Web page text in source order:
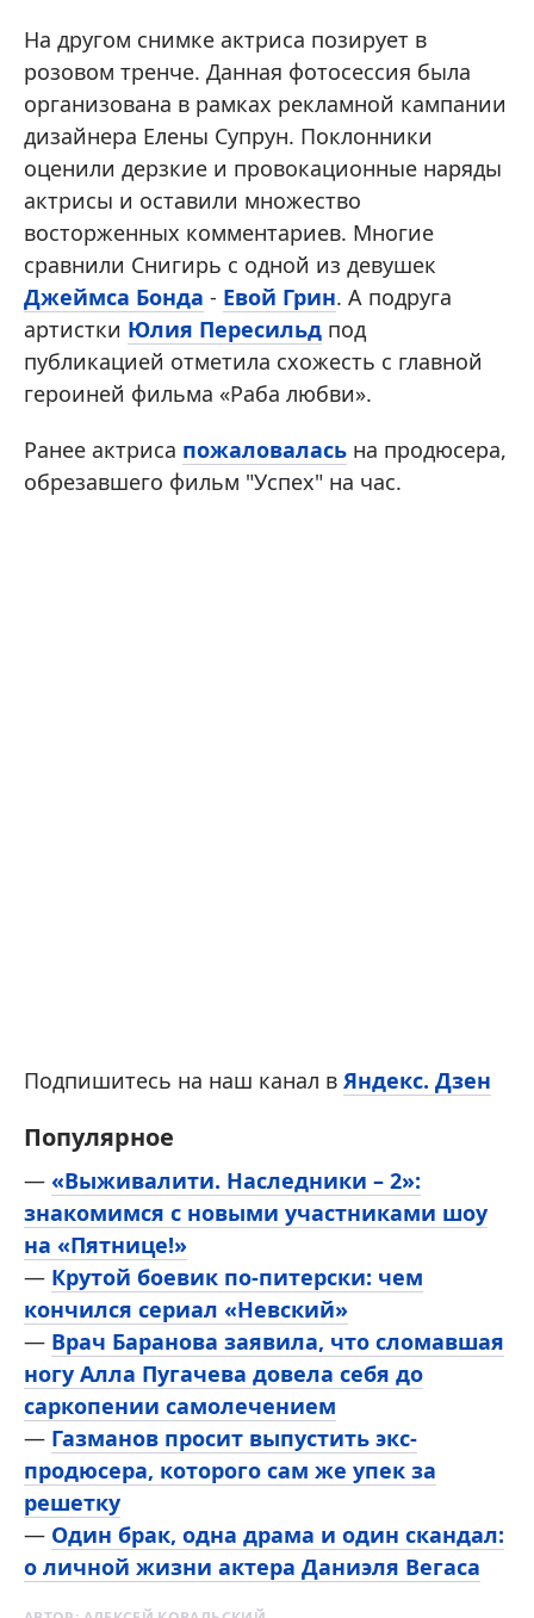
На другом снимке актриса позирует в
розовом тренче. Данная фотосессия была
организована в рамках рекламной кампании
дизайнера Елены Супрун. Поклонники
оценили дерзкие и провокационные наряды
актрисы и оставили множество
восторженных комментариев. Многие
сравнили Снигирь с одной из девушек
Джеймса Бонда - Евой Грин. А подруга
артистки Юлия Пересильд под
публикацией отметила схожесть с главной
героиней фильма «Раба любви».
Ранее актриса пожаловалась на продюсера,
обрезавшего фильм "Успех" на час.
Подпишитесь на наш канал в Яндекс. Дзен
Популярное
— «Выживалити. Наследники – 2»:
знакомимся с новыми участниками шоу
на «Пятнице!»
— Крутой боевик по-питерски: чем
кончился сериал «Невский»
— Врач Баранова заявила, что сломавшая
ногу Алла Пугачева довела себя до
саркопении самолечением
— Газманов просит выпустить экс-
продюсера, которого сам же упек за
решетку
— Один брак, одна драма и один скандал:
о личной жизни актера Даниэля Вегаса